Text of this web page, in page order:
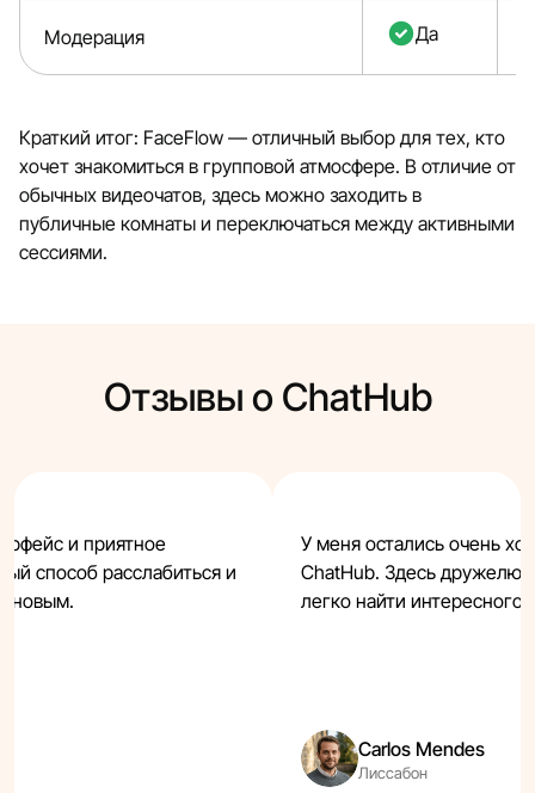
Модерация Да
Краткий итог: FaceFlow — отличный выбор для тех, кто
хочет знакомиться в групповой атмосфере. В отличие от
обычных видеочатов, здесь можно заходить в
публичные комнаты и переключаться между активными
сессиями.
Отзывы о ChatHub
и приятное
способ расслабиться и
новым.
У меня остались очень
ChatHub. Здесь
легко найти интересного
Carlos Mendes
Лиссабон